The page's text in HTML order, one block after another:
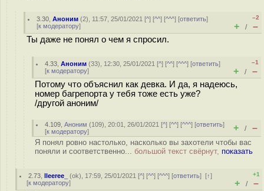
3.30 ,Аноним (2), 11:57, 25/01/2021 [^] [^^] [^^^] [ответить]
[к модератору]
–2
+ / –
Ты даже не понял о чем я спросил.
4.33 ,Аноним (33), 12:30, 25/01/2021 [^] [^^] [^^^] [ответить]
[к модератору]
–1
+ / –
Потому что объяснил как девка. И да, я надеюсь,
номер багрепорта у тебя тоже есть уже?
/другой аноним/
4.109 ,Аноним (109), 20:01, 26/01/2021 [^] [^^] [^^^] [ответить]
[к модератору] + / –
Я понял ровно настолько, насколько вы захотели чтобы вас
поняли и соответственно... большой текст свёрнут, показать
2.73 ,lleeree_ (ok), 17:59, 25/01/2021 [^] [^^] [^^^] [ответить][↑]
[к модератору]
+1
+ / –